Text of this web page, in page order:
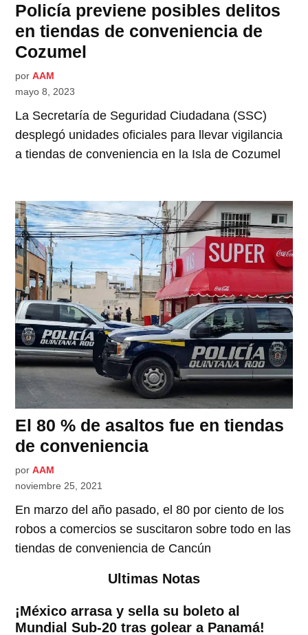
Policía previene posibles delitos
en tiendas de conveniencia de
Cozumel
por AAM
mayo 8, 2023
La Secretaría de Seguridad Ciudadana (SSC)
desplegó unidades oficiales para llevar vigilancia
a tiendas de conveniencia en la Isla de Cozumel
El 80 % de asaltos fue en tiendas
de conveniencia
por AAM
noviembre 25, 2021
En marzo del año pasado, el 80 por ciento de los
robos a comercios se suscitaron sobre todo en las
tiendas de conveniencia de Cancún
Ultimas Notas
¡México arrasa y sella su boleto al
Mundial Sub-20 tras golear a Panamá!